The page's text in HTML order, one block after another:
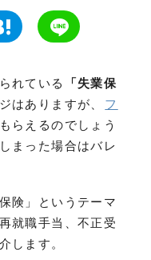
れている
「失業保
はありますが、
フ
らえるのでしょう
まった場合はバレ
険」というテーマ
就職手当、不正受
します。